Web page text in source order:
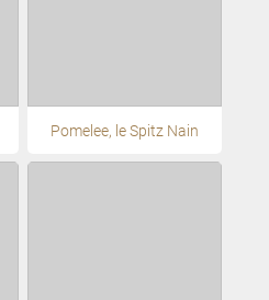
Pomelee, le Spitz Nain